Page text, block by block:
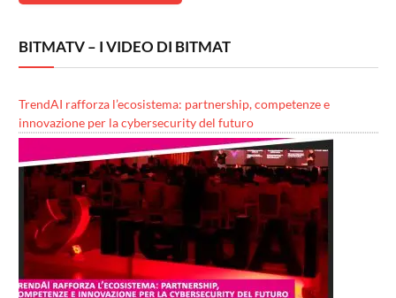
BITMATV – I VIDEO DI BITMAT
TrendAI rafforza l’ecosistema: partnership, competenze e
innovazione per la cybersecurity del futuro